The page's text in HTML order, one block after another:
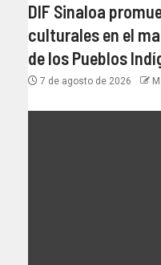
DIF Sinaloa
culturales en el
de los Pueblos
7 de agosto de 2026